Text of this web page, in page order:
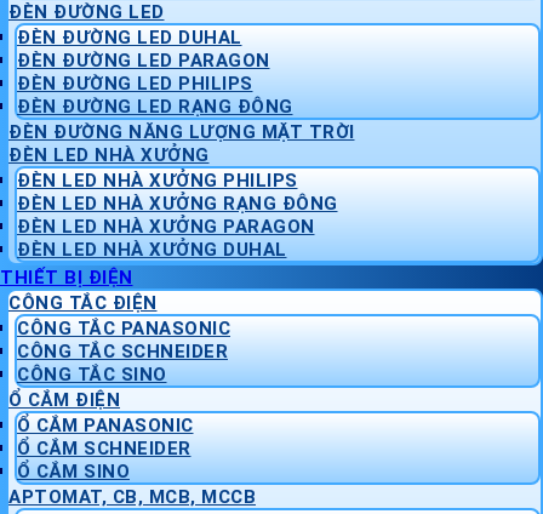
ĐÈN ĐƯỜNG LED
ĐÈN ĐƯỜNG LED DUHAL
ĐÈN ĐƯỜNG LED PARAGON
ĐÈN ĐƯỜNG LED PHILIPS
ĐÈN ĐƯỜNG LED RẠNG ĐÔNG
ĐÈN ĐƯỜNG NĂNG LƯỢNG MẶT TRỜI
ĐÈN LED NHÀ XƯỞNG
ĐÈN LED NHÀ XƯỞNG PHILIPS
ĐÈN LED NHÀ XƯỞNG RẠNG ĐÔNG
ĐÈN LED NHÀ XƯỞNG PARAGON
ĐÈN LED NHÀ XƯỞNG DUHAL
THIẾT BỊ ĐIỆN
CÔNG TẮC ĐIỆN
CÔNG TẮC PANASONIC
CÔNG TẮC SCHNEIDER
CÔNG TẮC SINO
Ổ CẮM ĐIỆN
Ổ CẮM PANASONIC
Ổ CẮM SCHNEIDER
Ổ CẮM SINO
APTOMAT, CB, MCB, MCCB